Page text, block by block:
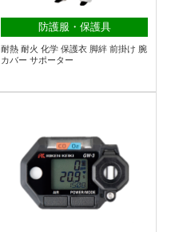
防護服・保護具
耐熱 耐火 化学 保護衣 脚絆 前掛け 腕
カバー サポーター